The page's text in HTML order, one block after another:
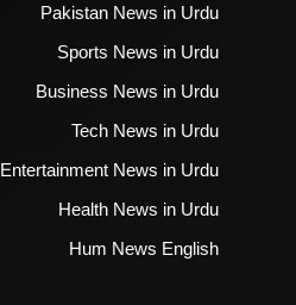
Pakistan News in Urdu
Sports News in Urdu
Business News in Urdu
Tech News in Urdu
Entertainment News in Urdu
Health News in Urdu
Hum News English